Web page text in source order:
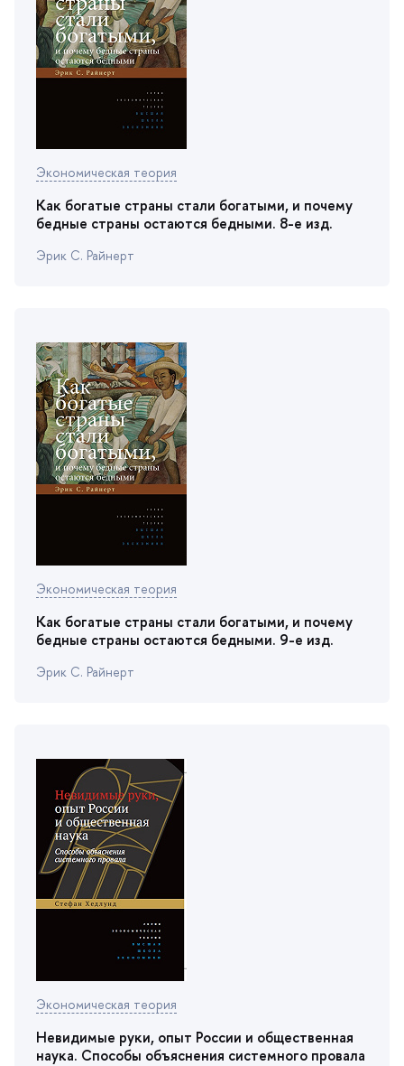
Экономическая теория
Как богатые страны стали богатыми, и почему
едные страны остаются бедными. 8-е изд.
Эрик С. Райнерт
Экономическая теория
Как богатые страны стали богатыми, и почему
едные страны остаются бедными. 9-е изд.
Эрик С. Райнерт
Экономическая теория
Невидимые руки, опыт России и общественная
наука. Способы объяснения системного провала